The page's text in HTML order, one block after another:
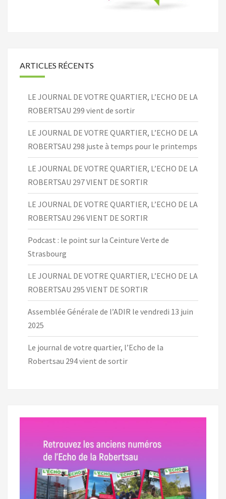
ARTICLES RÉCENTS
LE JOURNAL DE VOTRE QUARTIER, L’ECHO DE LA
ROBERTSAU 299 vient de sortir
LE JOURNAL DE VOTRE QUARTIER, L’ECHO DE LA
ROBERTSAU 298 juste à temps pour le printemps
LE JOURNAL DE VOTRE QUARTIER, L’ECHO DE LA
ROBERTSAU 297 VIENT DE SORTIR
LE JOURNAL DE VOTRE QUARTIER, L’ECHO DE LA
ROBERTSAU 296 VIENT DE SORTIR
Podcast : le point sur la Ceinture Verte de
Strasbourg
LE JOURNAL DE VOTRE QUARTIER, L’ECHO DE LA
ROBERTSAU 295 VIENT DE SORTIR
Assemblée Générale de l’ADIR le vendredi 13 juin
2025
Le journal de votre quartier, l’Echo de la
Robertsau 294 vient de sortir